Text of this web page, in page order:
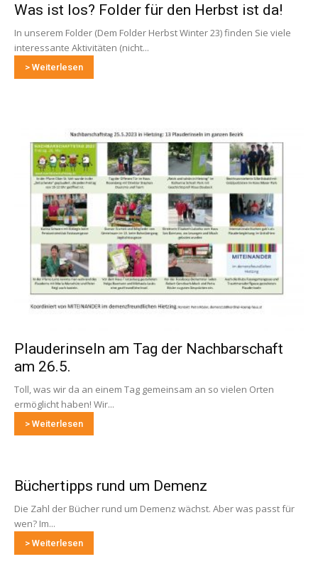
Was ist los? Folder für den Herbst ist da!
In unserem Folder (Dem Folder Herbst Winter 23) finden Sie viele
interessante Aktivitäten (nicht...
> Weiterlesen
Plauderinseln am Tag der Nachbarschaft
am 26.5.
Toll, was wir da an einem Tag gemeinsam an so vielen Orten
ermöglicht haben! Wir...
> Weiterlesen
Büchertipps rund um Demenz
Die Zahl der Bücher rund um Demenz wächst. Aber was passt für
wen? Im...
> Weiterlesen